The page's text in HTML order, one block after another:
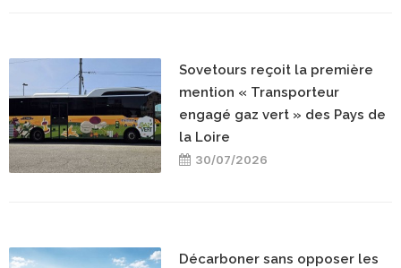
Sovetours reçoit la première
mention « Transporteur
engagé gaz vert » des Pays de
la Loire
30/07/2026
Décarboner sans opposer les